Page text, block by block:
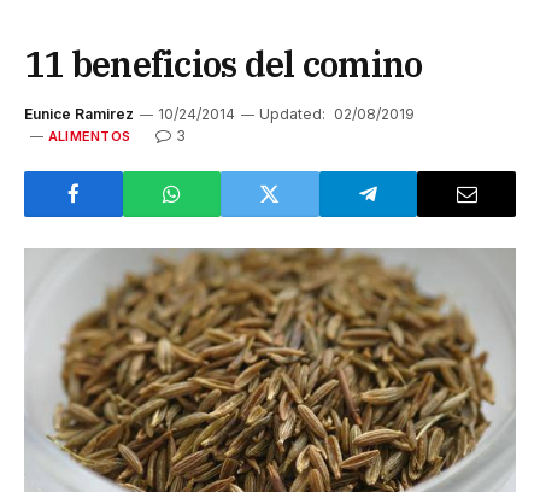
11 beneficios del comino
Eunice Ramirez 10/24/2014 Updated: 02/08/2019
ALIMENTOS 3